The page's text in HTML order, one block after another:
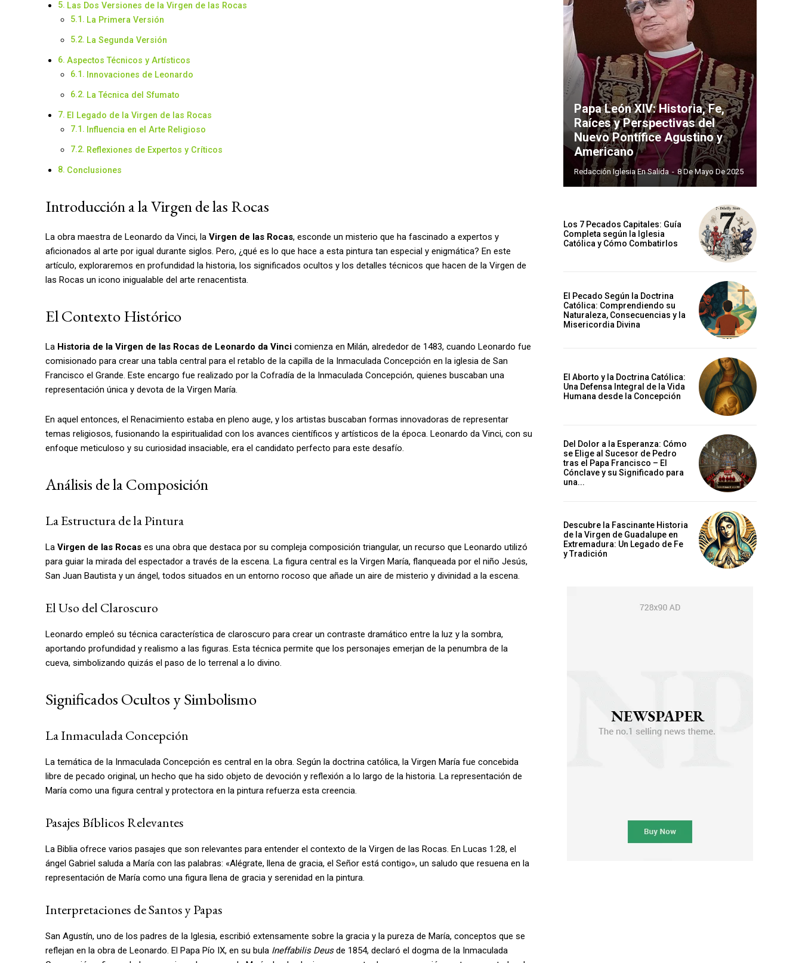
Las Dos Versiones de la Virgen de las Rocas
La Primera Versión
La Segunda Versión
Aspectos Técnicos y Artísticos
Innovaciones de Leonardo
La Técnica del Sfumato
El Legado de la Virgen de las Rocas
Influencia en el Arte Religioso
Reflexiones de Expertos y Críticos
Conclusiones
Introducción a la Virgen de las Rocas
La obra maestra de Leonardo da Vinci, la Virgen de las Rocas, esconde un misterio que ha fascinado a expertos y
aficionados al arte por igual durante siglos. Pero, ¿qué es lo que hace a esta pintura tan especial y enigmática? En este
artículo, exploraremos en profundidad la historia, los significados ocultos y los detalles técnicos que hacen de la Virgen de
las Rocas un icono inigualable del arte renacentista.
El Contexto Histórico
La Historia de la Virgen de las Rocas de Leonardo da Vinci comienza en Milán, alrededor de 1483, cuando Leonardo fue
comisionado para crear una tabla central para el retablo de la capilla de la Inmaculada Concepción en la iglesia de San
Francisco el Grande. Este encargo fue realizado por la Cofradía de la Inmaculada Concepción, quienes buscaban una
representación única y devota de la Virgen María.
En aquel entonces, el Renacimiento estaba en pleno auge, y los artistas buscaban formas innovadoras de representar
temas religiosos, fusionando la espiritualidad con los avances científicos y artísticos de la época. Leonardo da Vinci, con su
enfoque meticuloso y su curiosidad insaciable, era el candidato perfecto para este desafío.
Análisis de la Composición
La Estructura de la Pintura
La Virgen de las Rocas es una obra que destaca por su compleja composición triangular, un recurso que Leonardo utilizó
para guiar la mirada del espectador a través de la escena. La figura central es la Virgen María, flanqueada por el niño Jesús,
San Juan Bautista y un ángel, todos situados en un entorno rocoso que añade un aire de misterio y divinidad a la escena.
El Uso del Claroscuro
Leonardo empleó su técnica característica de claroscuro para crear un contraste dramático entre la luz y la sombra,
aportando profundidad y realismo a las figuras. Esta técnica permite que los personajes emerjan de la penumbra de la
cueva, simbolizando quizás el paso de lo terrenal a lo divino.
Significados Ocultos y Simbolismo
La Inmaculada Concepción
La temática de la Inmaculada Concepción es central en la obra. Según la doctrina católica, la Virgen María fue concebida
libre de pecado original, un hecho que ha sido objeto de devoción y reflexión a lo largo de la historia. La representación de
María como una figura central y protectora en la pintura refuerza esta creencia.
Pasajes Bíblicos Relevantes
La Biblia ofrece varios pasajes que son relevantes para entender el contexto de la Virgen de las Rocas. En Lucas 1:28, el
ángel Gabriel saluda a María con las palabras: «Alégrate, llena de gracia, el Señor está contigo», un saludo que resuena en la
representación de María como una figura llena de gracia y serenidad en la pintura.
Interpretaciones de Santos y Papas
San Agustín, uno de los padres de la Iglesia, escribió extensamente sobre la gracia y la pureza de María, conceptos que se
reflejan en la obra de Leonardo. El Papa Pío IX, en su bula Ineffabilis Deusde 1854, declaró el dogma de la Inmaculada
Papa León XIV: Historia, Fe,
Raíces y Perspectivas del
Nuevo Pontífice Agustino y
Americano
Redacción Iglesia En Salida - 8 De Mayo De 2025
Los 7 Pecados Capitales: Guía
Completa según la Iglesia
Católica y Cómo Combatirlos
El Pecado Según la Doctrina
Católica: Comprendiendo su
Naturaleza, Consecuencias y la
Misericordia Divina
El Aborto y la Doctrina Católica:
Una Defensa Integral de la Vida
Humana desde la Concepción
Del Dolor a la Esperanza: Cómo
se Elige al Sucesor de Pedro
tras el Papa Francisco – El
Cónclave y su Significado para
una...
Descubre la Fascinante Historia
de la Virgen de Guadalupe en
Extremadura: Un Legado de Fe
y Tradición